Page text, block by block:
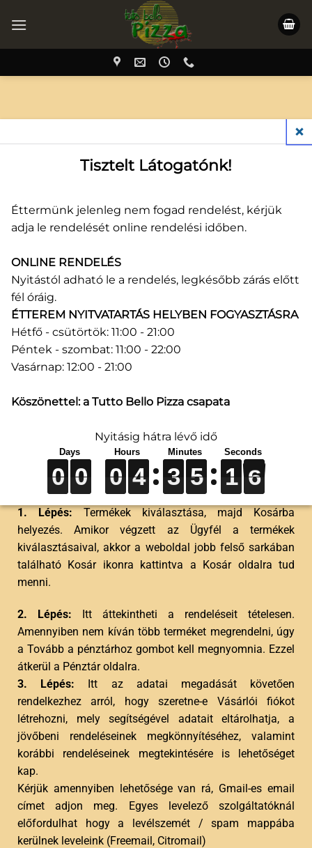
Lorem ipsum dolor sit amet, consectetuer adipiscing elit,
dolore magna aliquam erat volutpat.
Lorem ipsum dolor sit amet, consectetuer adipiscing elit,
sed diam nonummy nibh euismod tincidunt ut laoreet
dolore magna aliquam erat volutpat.
KISZÁLLÍTÁSI DÍJAK
Lorem ipsum dolor sit amet, consectetuer adipiscing elit,
dolore magna aliquam erat volutpat.
AZ ÁRUHÁZ KEZELÉSE
1. Lépés: Termékek kiválasztása, majd Kosárba
helyezés. Amikor végzett az Ügyfél a termékek
kiválasztásaival, akkor a weboldal jobb felső sarkában
található Kosár ikonra kattintva a Kosár oldalra tud
menni.
2. Lépés: Itt áttekintheti a rendeléseit tételesen.
Amennyiben nem kíván több terméket megrendelni, úgy
a Tovább a pénztárhoz gombot kell megnyomnia. Ezzel
átkerül a Pénztár oldalra.
3. Lépés: Itt az adatai megadását követően
rendelkezhez arról, hogy szeretne-e Vásárlói fiókot
létrehozni, mely segítségével adatait eltárolhatja, a
jövőbeni rendeléseinek megkönnyítéséhez, valamint
korábbi rendeléseinek megtekintésére is lehetőséget
kap.
Kérjük amennyiben lehetősége van rá, Gmail-es email
címet adjon meg. Egyes levelező szolgáltatóknál
előfordulhat hogy a levélszemét / spam mappába
kerülnek leveleink (Freemail, Citromail)
Tisztelt Látogatónk!
Éttermünk jelenleg nem fogad rendelést, kérjük
adja le rendelését online rendelési időben.
ONLINE RENDELÉS
Nyitástól adható le a rendelés, legkésőbb zárás előtt
fél óráig.
ÉTTEREM NYITVATARTÁS HELYBEN FOGYASZTÁSRA
Hétfő - csütörtök: 11:00 - 21:00
Péntek - szombat: 11:00 - 22:00
Vasárnap: 12:00 - 21:00
Köszönettel: a Tutto Bello Pizza csapata
Nyitásig hátra lévő idő
0
0
0
0 0
0
0
0 0
0
0
0 4
4
4
4 3
3
3
3 5
5
5
5 1
1
1
1 5
5
5
5